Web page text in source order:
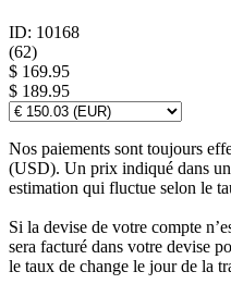
ID: 10168
(62)
$ 169.95
$ 189.95
Nos paiements sont toujours
(USD). Un prix indiqué dans
estimation qui fluctue selon le
Si la devise de votre compte
sera facturé dans votre devise
le taux de change le jour de la